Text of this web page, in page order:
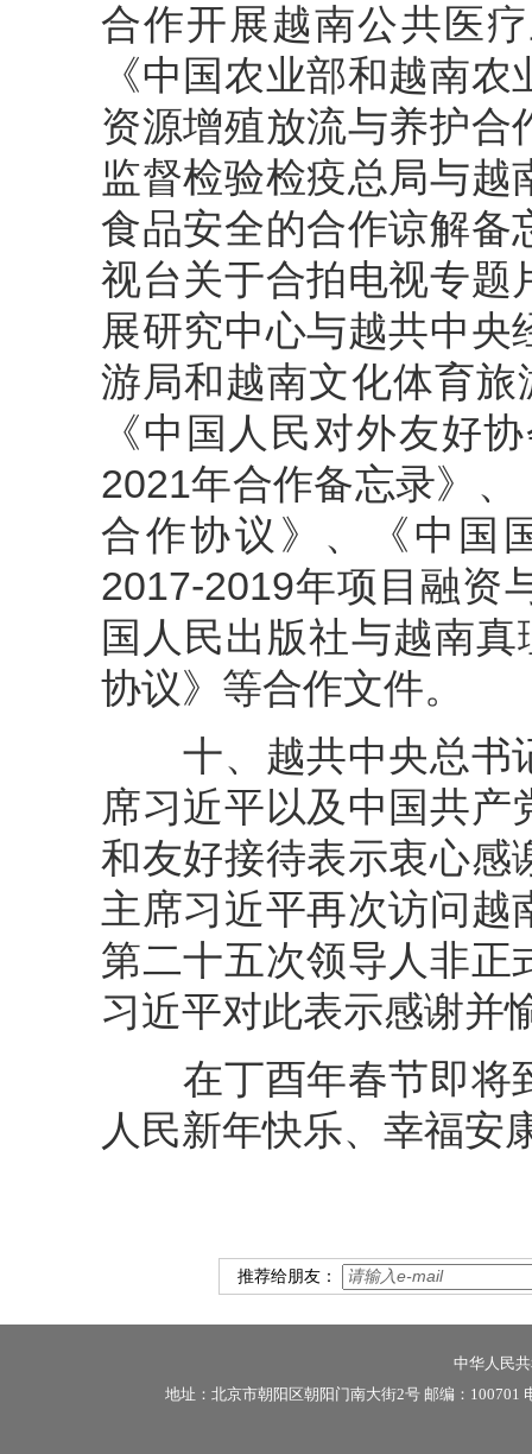
合作开展越南公共医
《中国农业部和越南
资源增殖放流与养护合
监督检验检疫总局与
食品安全的合作谅解备
视台关于合拍电视专题
展研究中心与越共中
游局和越南文化体育
《中国人民对外友好
2021年合作备忘录》
合作协议》、《中国
2017-2019年项目融资
国人民出版社与越南
协议》等合作文件。
十、越共中央总书
席习近平以及中国共
和友好接待表示衷心感
主席习近平再次访问越
第二十五次领导人非正
习近平对此表示感谢并
在丁酉年春节即将
人民新年快乐、幸福安
推荐给朋友：
中华人民
地址：北京市朝阳区朝阳门南大街2号 邮编：100701